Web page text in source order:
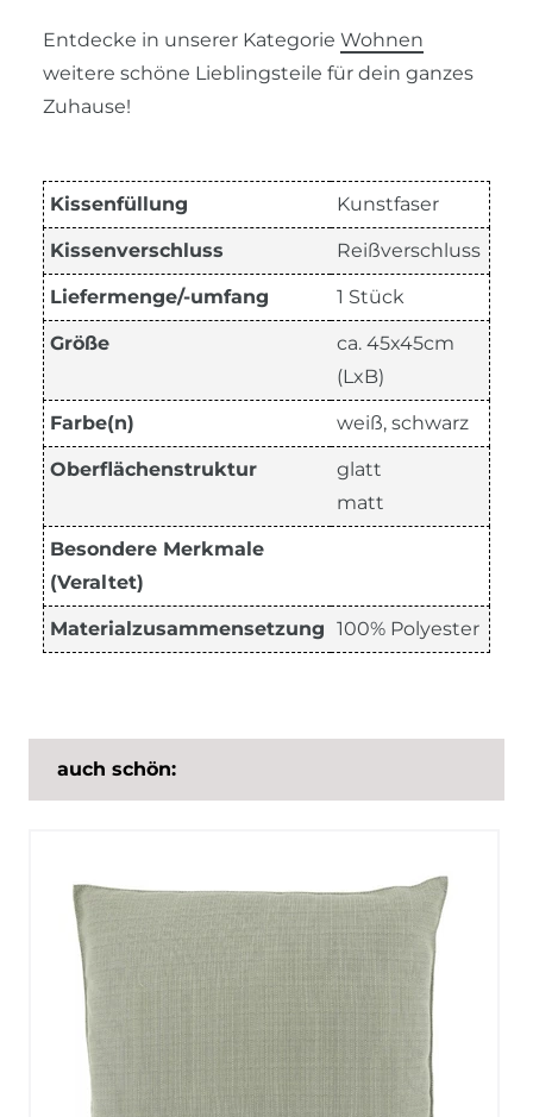
Entdecke in unserer Kategorie Wohnen
weitere schöne Lieblingsteile für dein ganzes
Zuhause!
Kissenfüllung Kunstfaser
Kissenverschluss Reißverschluss
Liefermenge/-umfang 1 Stück
Größe
ca. 45x45cm
(LxB)
Farbe(n) weiß, schwarz
Oberflächenstruktur
glatt
matt
Besondere Merkmale
(Veraltet)
Materialzusammensetzung 100% Polyester
auch schön: